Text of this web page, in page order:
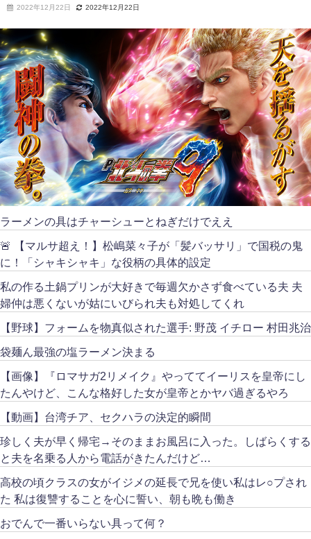
2022年12月22日 2022年12月22日
ラーメンの具はチャーシューとねぎだけでええ
🚨 【マルサ超え！】松嶋菜々子が「髪バッサリ」で国税の鬼
に！「シャキシャキ」な役柄の具体的設定
私の作る土鍋プリンが大好きで毎週欠かさず食べている夫 夫
婦仲は悪くないが姑にいびられ夫も対処してくれ
【野球】フォームを物真似された選手: 野茂 イチロー 村田兆治
袋麺ん最強の塩ラーメン決まる
【画像】『ロマサガ2リメイク』やっててイーリスを皇帝にし
たんやけど、こんな格好した女が皇帝とかヤバ過ぎるやろ
【動画】台湾チア、セクハラの決定的瞬間
珍しく夫が早く帰宅→そのままお風呂に入った。しばらくする
と夫を名乗る人から電話がきたんだけど…
高校の頃クラスの女がイジメの延長で兄を使い私はレ○プされ
た 私は復讐することを心に誓い、朝も晩も働き
おでんで一番いらない具って何？